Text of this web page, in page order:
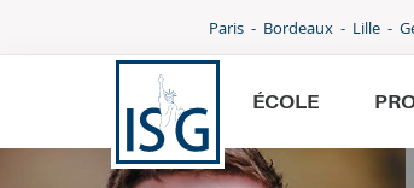
Paris Bordeaux Lille
ÉCOLE